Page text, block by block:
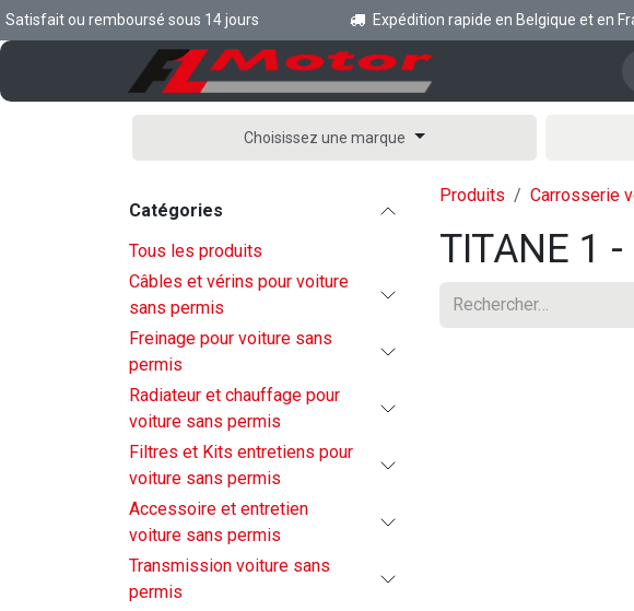
Se rendre au contenu
ou remboursé sous 14 jours Expédition rapide en Belgique et en
Choisissez une marque
Catégories
Tous les produits
Câbles et vérins pour voiture
sans permis
Freinage pour voiture sans
permis
Radiateur et chauffage pour
voiture sans permis
Filtres et Kits entretiens pour
voiture sans permis
Accessoire et entretien
voiture sans permis
Transmission voiture sans
permis
Produits Carrosserie
TITANE 1 -